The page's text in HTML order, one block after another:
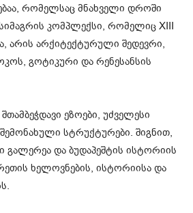
რომელსაც მნახველი დროში
კომპლექსი, რომელიც XIII
არის არქიტექტურული შედევრი,
გოტიკური და რენესანსის
ეზოები, უძველესი
სტრუქტურები. შიგნით,
და ბუდაპეშტის ისტორიის
ხელოვნების, ისტორიისა და